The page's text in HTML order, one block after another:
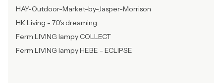
HAY-Outdoor-Market-by-Jasper-Morrison
HK Living - 70's dreaming
Ferm LIVING lampy COLLECT
Ferm LIVING lampy HEBE - ECLIPSE